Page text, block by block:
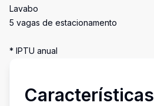
Lavabo
5 vagas de estacionamento
* IPTU anual
Características